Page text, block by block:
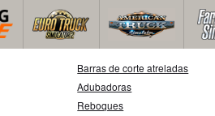
Barras de corte atreladas
Adubadoras
Reboques